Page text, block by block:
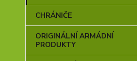
CHRÁNIČE
ORIGINÁLNÍ ARMÁDNÍ
PRODUKTY